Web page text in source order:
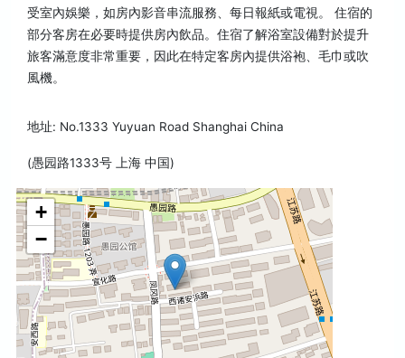
受室內娛樂，如房內影音串流服務、每日報紙或電視。 住宿的
部分客房在必要時提供房內飲品。住宿了解浴室設備對於提升
旅客滿意度非常重要，因此在特定客房內提供浴袍、毛巾或吹
風機。
地址: No.1333 Yuyuan Road Shanghai China
(愚园路1333号 上海 中国)
+
−